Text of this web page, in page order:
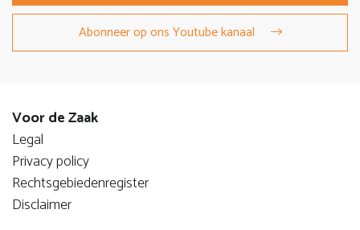
Abonneer op ons Youtube kanaal
Voor de Zaak
Legal
Privacy policy
Rechtsgebiedenregister
Disclaimer